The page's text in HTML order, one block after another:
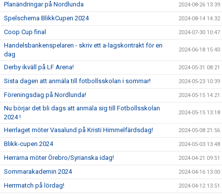
Planändringar på Nordlunda 2024-08-26 13:39
Spelschema BlikkCupen 2024 2024-08-14 14:32
Coop Cup final 2024-07-30 10:47
Handelsbankenspelaren - skriv ett a-lagskontrakt för en
dag
2024-06-18 15:40
Derby ikväll på LF Arena! 2024-05-31 08:21
Sista dagen att anmäla till fotbollsskolan i sommar! 2024-05-23 10:39
Föreningsdag på Nordlunda! 2024-05-15 14:21
Nu börjar det bli dags att anmäla sig till Fotbollsskolan
2024 !
2024-05-15 13:18
Herrlaget möter Vasalund på Kristi Himmelfärdsdag! 2024-05-08 21:56
Blikk-cupen 2024 2024-05-03 13:48
Herrarna möter Örebro/Syrianska idag! 2024-04-21 09:51
Sommarakademin 2024 2024-04-16 13:00
Herrmatch på lördag! 2024-04-12 13:51